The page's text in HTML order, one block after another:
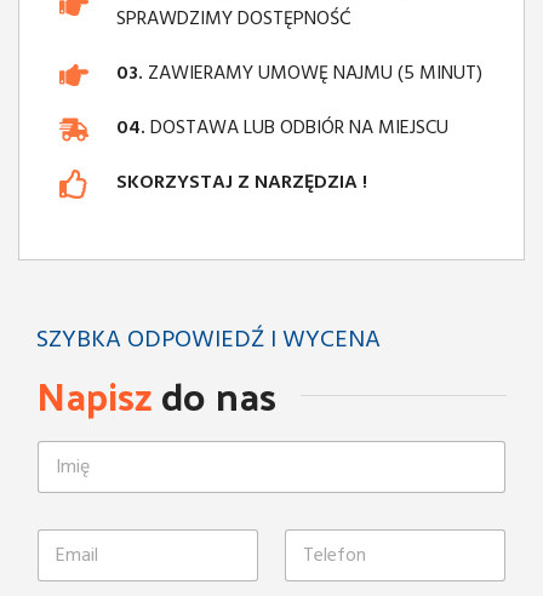
SPRAWDZIMY DOSTĘPNOŚĆ
03. ZAWIERAMY UMOWĘ NAJMU (5 MINUT)
04.DOSTAWA LUB ODBIÓR NA MIEJSCU
SKORZYSTAJ Z NARZĘDZIA !
SZYBKA ODPOWIEDŹ I WYCENA
Napiszdo nas